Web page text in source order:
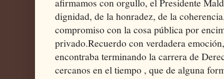
dignidad, de la honradez, de la
compromiso con la cosa pública por
privado. ​Recuerdo con verdadera
encontraba terminando la carrera de
cercanos en el tiempo , que de alguna